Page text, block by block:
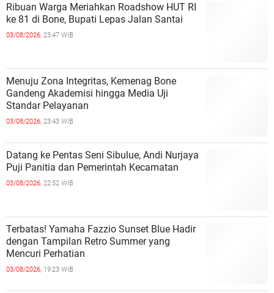
Ribuan Warga Meriahkan Roadshow HUT RI
ke 81 di Bone, Bupati Lepas Jalan Santai
03/08/2026, 23:47 WIB
Menuju Zona Integritas, Kemenag Bone
Gandeng Akademisi hingga Media Uji
Standar Pelayanan
03/08/2026, 23:43 WIB
Datang ke Pentas Seni Sibulue, Andi Nurjaya
Puji Panitia dan Pemerintah Kecamatan
03/08/2026, 22:52 WIB
Terbatas! Yamaha Fazzio Sunset Blue Hadir
dengan Tampilan Retro Summer yang
Mencuri Perhatian
03/08/2026, 19:23 WIB